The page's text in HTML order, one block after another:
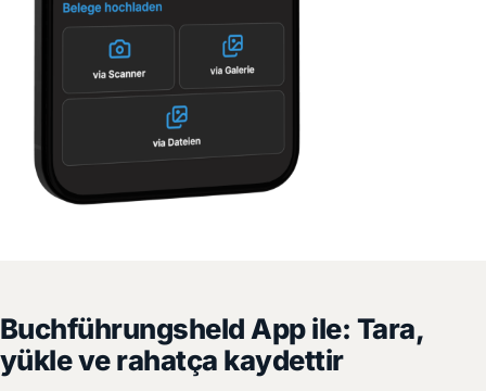
Buchführungsheld App ile: Tara,
yükle ve rahatça kaydettir